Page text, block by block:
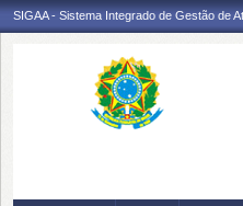
SIGAA - Sistema Integrado de Gestão de